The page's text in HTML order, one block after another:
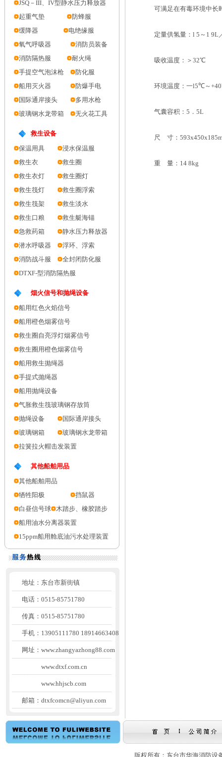
JSQ－III、IV型静水压力释放器
起重气垫
防蜂服
缓降器
电绝缘服
氧气呼吸器
消防员装备
消防隔热服
耐火绳
手提空气泡沫枪
防化服
船用灭火器
防爆手电
国际通岸接头
多用水枪
玻璃钢水龙带箱
无火花工具
救生设备
保温用具
浸水保温服
救生衣
救生圈
救生衣灯
救生圈灯
救生筏灯
救生圈浮索
救生筏架
救生淡水
救生口粮
救生艇海锚
急救药箱
静水压力释放器
潜水呼吸器
浮环、浮索
消防战斗服
全封闭防化服
DTXF-型消防隔热服
烟火信号和抛绳设备
船用红色火焰信号
船用橙色烟雾信号
救生圈自亮浮灯烟雾信号
救生圈用橙色烟雾信号
船用救生抛绳器
手提式抛绳器
船用抛绳设备
气胀救生筏玻璃钢存放筒
抛绳设备
国际通岸接头
玻璃钢箱
玻璃钢水龙带箱
拉簧拉火帽击发装置
其他船舶用品
其他船舶用品
牺牲阳极
挡鼠器
白昼信号球
木踏步、橡胶踏步
船用油水分离器装置
15ppm船用舱底油污水处理装置
地址： 东台市新街镇
电话： 0515-85751780
传真： 0515-85751780
手机： 13905111780 18914663408
网址： www.zhangyazhong88.com
www.dtxf.com.cn
www.hhjscb.com
邮箱： dtxfcomcn@aliyun.com
可满足在有毒环境中长
定量供氢量：l 5～1 9L
吸收温度：＞32℃
环境温度：一l5℃～
气囊容积：5．5L
尺 寸：
重 量：14 8kg
版权所有：东台市华海消防